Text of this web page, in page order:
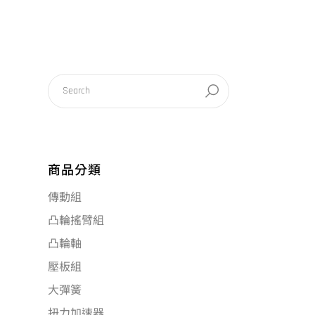
商品分類
傳動組
凸輪搖臂組
凸輪軸
壓板組
大彈簧